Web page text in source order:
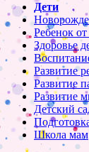
Дети
Ребенок
Здоровье
Развитие
Развитие
Развитие
Детский
Школа мам